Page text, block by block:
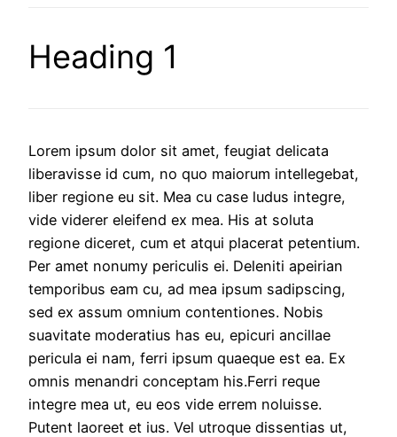
Heading 1
Lorem ipsum dolor sit amet, feugiat delicata
liberavisse id cum, no quo maiorum intellegebat,
liber regione eu sit. Mea cu case ludus integre,
vide viderer eleifend ex mea. His at soluta
regione diceret, cum et atqui placerat petentium.
Per amet nonumy periculis ei. Deleniti apeirian
temporibus eam cu, ad mea ipsum sadipscing,
sed ex assum omnium contentiones. Nobis
suavitate moderatius has eu, epicuri ancillae
pericula ei nam, ferri ipsum quaeque est ea. Ex
omnis menandri conceptam his.Ferri reque
integre mea ut, eu eos vide errem noluisse.
Putent laoreet et ius. Vel utroque dissentias ut,